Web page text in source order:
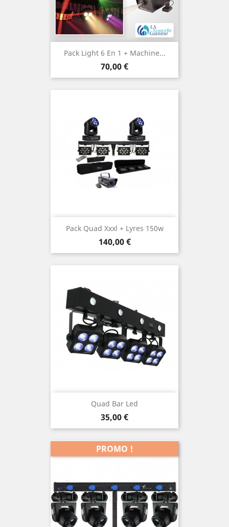
Pack Light 6 En 1 + Machine...
Prix
70,00 €
Pack Quad Xxxl + Lyres 150w
Prix
140,00 €
Quad Bar Led
Prix
35,00 €
PROMO !